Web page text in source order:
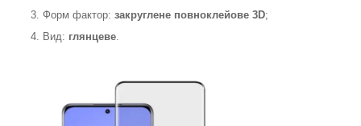
3. Форм фактор: закруглене повноклейове 3D;
4. Вид: глянцеве.